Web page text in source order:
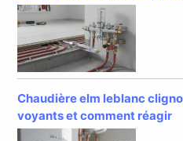
Chaudière elm leblanc
voyants et comment réagir